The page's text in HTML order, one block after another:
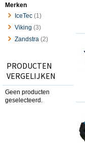
Merken
IceTec (1)
Viking (3)
Zandstra (2)
PRODUCTEN
VERGELIJKEN
Geen producten
geselecteerd.